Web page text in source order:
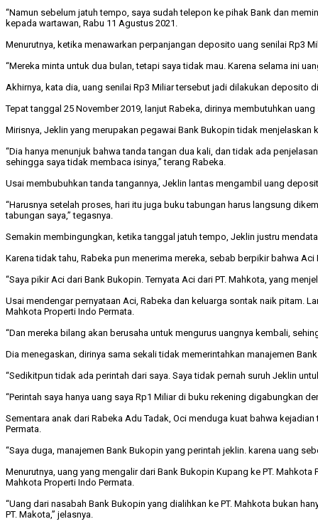
“Namun sebelum jatuh tempo, saya sudah telepon ke pihak Bank dan
kepada wartawan, Rabu 11 Agustus 2021.
Menurutnya, ketika menawarkan perpanjangan deposito uang senilai Rp3
“Mereka minta untuk dua bulan, tetapi saya tidak mau. Karena selama ini
Akhirnya, kata dia, uang senilai Rp3 Miliar tersebut jadi dilakukan deposito
Tepat tanggal 25 November 2019, lanjut Rabeka, dirinya membutuhkan
Mirisnya, Jeklin yang merupakan pegawai Bank Bukopin tidak
“Dia hanya menunjuk bahwa tanda tangan dua kali, dan tidak ada
sehingga saya tidak membaca isinya,” terang Rabeka.
Usai membubuhkan tanda tangannya, Jeklin lantas mengambil uang
“Harusnya setelah proses, hari itu juga buku tabungan harus langsung
tabungan saya,” tegasnya.
Semakin membingungkan, ketika tanggal jatuh tempo, Jeklin justru
Karena tidak tahu, Rabeka pun menerima mereka, sebab berpikir bahwa
“Saya pikir Aci dari Bank Bukopin. Ternyata Aci dari PT. Mahkota, yang
Usai mendengar pernyataan Aci, Rabeka dan keluarga sontak naik pitam.
Mahkota Properti Indo Permata.
“Dan mereka bilang akan berusaha untuk mengurus uangnya kembali,
Dia menegaskan, dirinya sama sekali tidak memerintahkan manajemen
“Sedikitpun tidak ada perintah dari saya. Saya tidak pernah suruh Jeklin
“Perintah saya hanya uang saya Rp1 Miliar di buku rekening digabungkan
Sementara anak dari Rabeka Adu Tadak, Oci menduga kuat bahwa
Permata.
“Saya duga, manajemen Bank Bukopin yang perintah jeklin. karena uang
Menurutnya, uang yang mengalir dari Bank Bukopin Kupang ke PT.
Mahkota Properti Indo Permata.
“Uang dari nasabah Bank Bukopin yang dialihkan ke PT. Mahkota bukan
PT. Makota,” jelasnya.